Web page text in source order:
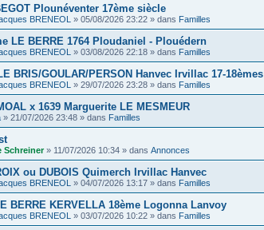
Plounéventer 17ème siècle
BRENEOL » 05/08/2026 23:22 » dans Familles
LE BERRE 1764 Ploudaniel - Plouédern
BRENEOL » 03/08/2026 22:18 » dans Familles
BRIS/GOULAR/PERSON Hanvec Irvillac 17-18èmes
BRENEOL » 29/07/2026 23:28 » dans Familles
x 1639 Marguerite LE MESMEUR
» 21/07/2026 23:48 » dans Familles
Schreiner» 11/07/2026 10:34 » dans Annonces
ou DUBOIS Quimerch Irvillac Hanvec
BRENEOL » 04/07/2026 13:17 » dans Familles
BERRE KERVELLA 18ème Logonna Lanvoy
BRENEOL » 03/07/2026 10:22 » dans Familles